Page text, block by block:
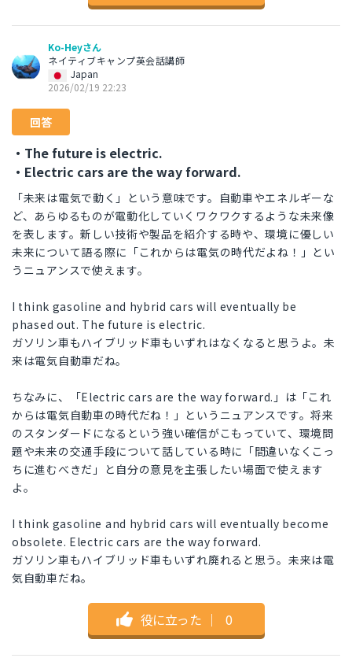
Ko-Heyさん
ネイティブキャンプ英会話講師
Japan
2026/02/19 22:23
回答
・The future is electric.
・Electric cars are the way forward.
「未来は電気で動く」という意味です。自動車やエネルギーな
ど、あらゆるものが電動化していくワクワクするような未来像
を表します。新しい技術や製品を紹介する時や、環境に優しい
未来について語る際に「これからは電気の時代だよね！」とい
うニュアンスで使えます。
I think gasoline and hybrid cars will eventually be
phased out. The future is electric.
ガソリン車もハイブリッド車もいずれはなくなると思うよ。未
来は電気自動車だね。
ちなみに、「Electric cars are the way forward.」は「これ
からは電気自動車の時代だね！」というニュアンスです。将来
のスタンダードになるという強い確信がこもっていて、環境問
題や未来の交通手段について話している時に「間違いなくこっ
ちに進むべきだ」と自分の意見を主張したい場面で使えます
よ。
I think gasoline and hybrid cars will eventually become
obsolete. Electric cars are the way forward.
ガソリン車もハイブリッド車もいずれ廃れると思う。未来は電
気自動車だね。
役に立った ｜ 0